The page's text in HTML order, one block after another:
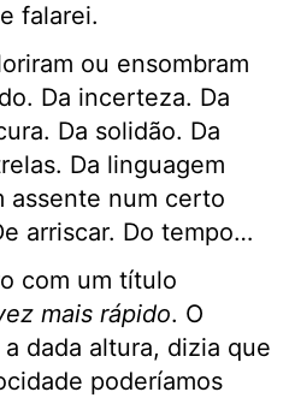
falarei.
ou ensombram
Da incerteza. Da
Da solidão. Da
Da linguagem
assente num certo
arriscar. Do tempo…
com um título
mais rápido. O
dada altura, dizia que
poderíamos